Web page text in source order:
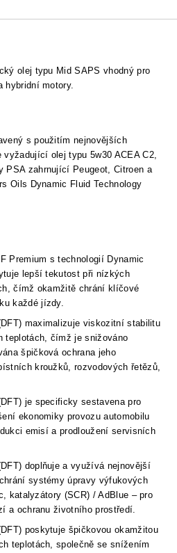
olej typu Mid SAPS vhodný pro
hybridní motory.
s použitím nejnovějších
olej typu 5w30 ACEA C2,
PSA zahrnující Peugeot, Citroen a
Oils Dynamic Fluid Technology
Premium s technologií Dynamic
lepší tekutost při nízkých
čímž okamžitě chrání klíčové
každé jízdy.
maximalizuje viskozitní stabilitu
teplotách, čímž je snižováno
špičková ochrana jeho
kroužků, rozvodových řetězů,
je specificky sestavena pro
ekonomiky provozu automobilu
emisí a prodloužení servisních
doplňuje a využívá nejnovější
systémy úpravy výfukových
katalyzátory (SCR) / AdBlue – pro
a ochranu životního prostředí.
poskytuje špičkovou okamžitou
teplotách, společně se snížením